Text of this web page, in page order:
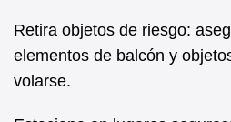
Retira objetos de riesgo:
elementos de balcón y
volarse.